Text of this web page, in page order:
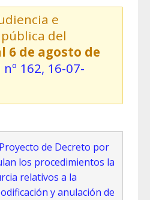
e
del
6 de agosto de
nº 162, 16-07-
de Decreto por
los procedimientos la
relativos a la
y anulación de